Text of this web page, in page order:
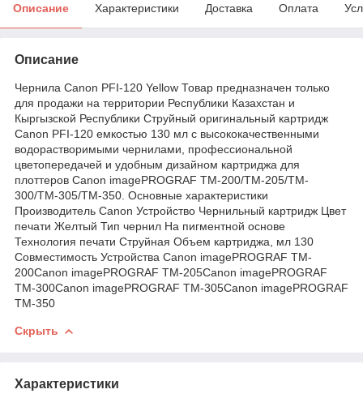
Описание Характеристики Доставка Оплата
Описание
Чернила Canon PFI-120 Yellow Товар предназначен только
для продажи на территории Республики Казахстан и
Кыргызской Республики Струйный оригинальный картридж
Canon PFI-120 емкостью 130 мл с высококачественными
водорастворимыми чернилами, профессиональной
цветопередачей и удобным дизайном картриджа для
плоттеров Canon imagePROGRAF TM-200/TM-205/TM-
300/TM-305/TM-350. Основные характеристики
Производитель Canon Устройство Чернильный картридж Цвет
печати Желтый Тип чернил На пигментной основе
Технология печати Струйная Объем картриджа, мл 130
Совместимость Устройства Canon imagePROGRAF TM-
200Canon imagePROGRAF TM-205Canon imagePROGRAF
TM-300Canon imagePROGRAF TM-305Canon imagePROGRAF
TM-350
Скрыть
Характеристики